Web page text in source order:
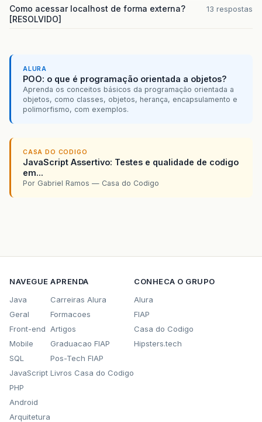
Como acessar localhost de forma externa?
[RESOLVIDO]
13 respostas
ALURA
POO: o que é programação orientada a objetos?
Aprenda os conceitos básicos da programação orientada a
objetos, como classes, objetos, herança, encapsulamento e
polimorfismo, com exemplos.
CASA DO CODIGO
JavaScript Assertivo: Testes e qualidade de codigo
em...
Por Gabriel Ramos — Casa do Codigo
NAVEGUE
Java
Geral
Front-end
Mobile
SQL
JavaScript
PHP
Android
Arquitetura
APRENDA
Carreiras Alura
Formacoes
Artigos
Graduacao FIAP
Pos-Tech FIAP
Livros Casa do Codigo
CONHECA O GRUPO
Alura
FIAP
Casa do Codigo
Hipsters.tech